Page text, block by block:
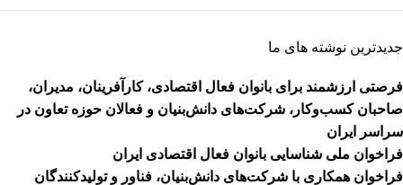
جدیدترین نوشته های ما
فرصتی ارزشمند برای بانوان فعال اقتصادی، کارآفرینان، مدیران،
صاحبان کسب‌وکار، شرکت‌های دانش‌بنیان و فعالان حوزه تعاون در
سراسر ایران
فراخوان ملی شناسایی بانوان فعال اقتصادی ایران
فراخوان همکاری با شرکت‌های دانش‌بنیان، فناور و تولیدکنندگان